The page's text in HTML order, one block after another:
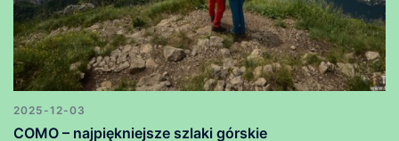
2025-12-03
COMO – najpiękniejsze szlaki górskie